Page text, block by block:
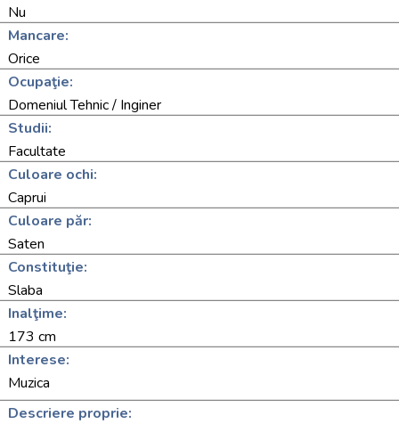
Nu
Mancare:
Orice
Ocupaţie:
Domeniul Tehnic / Inginer
Studii:
Facultate
Culoare ochi:
Caprui
Culoare păr:
Saten
Constituţie:
Slaba
Inalţime:
173 cm
Interese:
Muzica
Descriere proprie: